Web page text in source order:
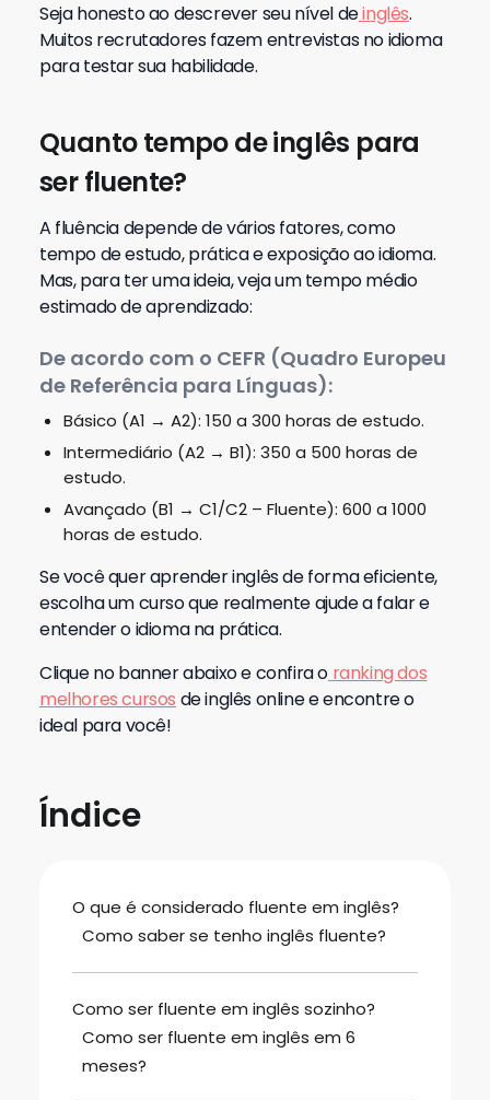
Seja honesto ao descrever seu nível deinglês.
Muitos recrutadores fazem entrevistas no idioma
para testar sua habilidade.
Quanto tempo de inglês para
ser fluente?
A fluência depende de vários fatores, como
tempo de estudo, prática e exposição ao idioma.
Mas, para ter uma ideia, veja um tempo médio
estimado de aprendizado:
De acordo com o CEFR (Quadro Europeu
de Referência para Línguas):
Básico (A1 → A2): 150 a 300 horas de estudo.
Intermediário (A2 → B1): 350 a 500 horas de
estudo.
Avançado (B1 → C1/C2 – Fluente): 600 a 1000
horas de estudo.
Se você quer aprender inglês de forma eficiente,
escolha um curso que realmente ajude a falar e
entender o idioma na prática.
Clique no banner abaixo e confira o ranking dos
melhores cursos de inglês online e encontre o
ideal para você!
Índice
O que é considerado fluente em inglês?
Como saber se tenho inglês fluente?
Como ser fluente em inglês sozinho?
Como ser fluente em inglês em 6
meses?